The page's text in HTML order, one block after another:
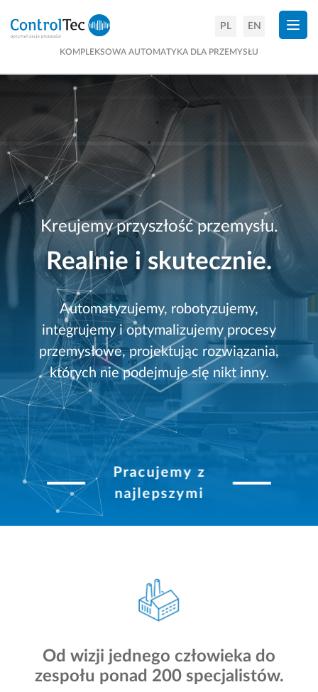
KOMPLEKSOWA AUTOMATYKA DLA PRZEMYSŁU
PL EN
Kreujemy przyszłość przemysłu.
Realnie i skutecznie.
Automatyzujemy, robotyzujemy,
integrujemy i optymalizujemy procesy
przemysłowe, projektując rozwiązania,
których nie podejmuje się nikt inny.
Pracujemy z
najlepszymi
Od wizji jednego człowieka do
zespołu ponad 200 specjalistów.
×